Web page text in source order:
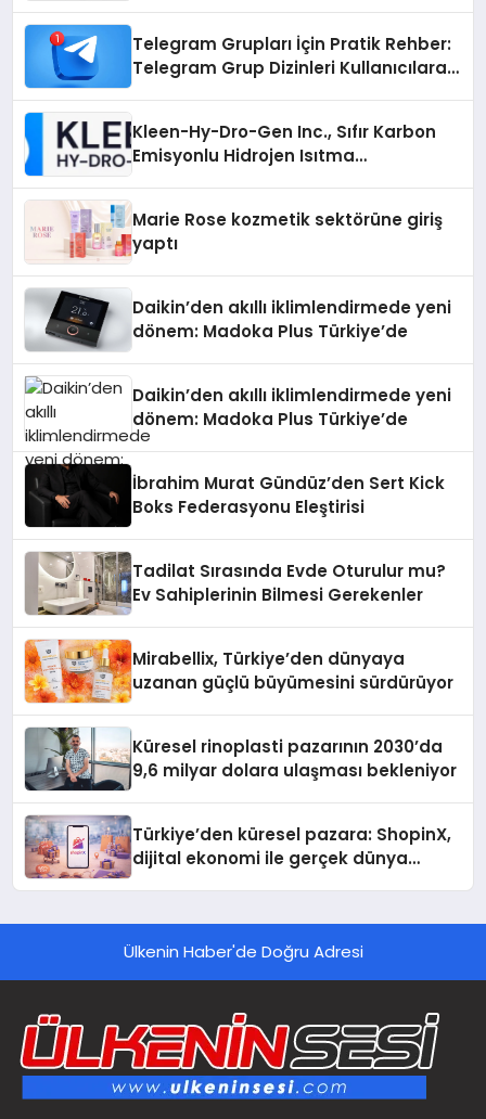
Telegram Grupları İçin Pratik Rehber:
Telegram Grup Dizinleri Kullanıcılara
Kleen-Hy-Dro-Gen Inc., Sıfır Karbon
Emisyonlu Hidrojen Isıtma
Marie Rose kozmetik sektörüne giriş
yaptı
Daikin’den akıllı iklimlendirmede yeni
dönem: Madoka Plus Türkiye’de
Daikin’den akıllı iklimlendirmede yeni
dönem: Madoka Plus Türkiye’de
İbrahim Murat Gündüz’den Sert Kick
Boks Federasyonu Eleştirisi
Tadilat Sırasında Evde Oturulur mu?
Ev Sahiplerinin Bilmesi Gerekenler
Mirabellix, Türkiye’den dünyaya
uzanan güçlü büyümesini sürdürüyor
Küresel rinoplasti pazarının 2030’da
9,6 milyar dolara ulaşması bekleniyor
Türkiye’den küresel pazara: ShopinX,
dijital ekonomi ile gerçek dünya
Ülkenin Haber'de Doğru Adresi